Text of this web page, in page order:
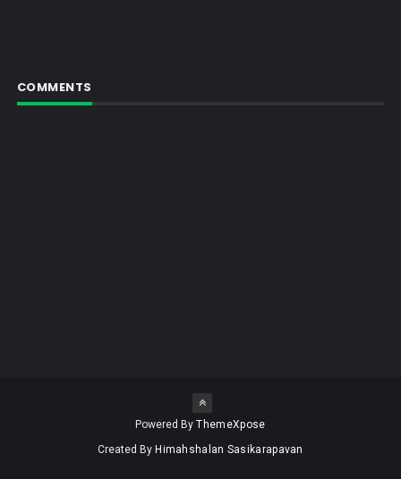
COMMENTS
Powered ByThemeXpose
Created By Himahshalan Sasikarapavan